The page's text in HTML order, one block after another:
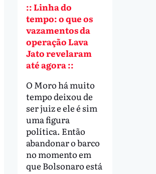
:: Linha do
tempo: o que os
vazamentos da
operação Lava
Jato revelaram
até agora ::
O Moro há muito
tempo deixou de
ser juiz e ele é sim
uma figura
política. Então
abandonar o barco
no momento em
que Bolsonaro está